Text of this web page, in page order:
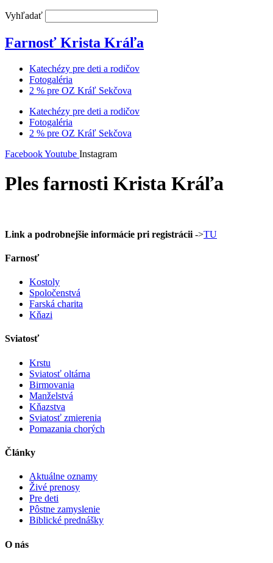
Vyhľadať
Farnosť Krista Kráľa
Katechézy pre deti a rodičov
Fotogaléria
2 % pre OZ Kráľ Sekčova
Katechézy pre deti a rodičov
Fotogaléria
2 % pre OZ Kráľ Sekčova
FacebookYoutube Instagram
Ples farnosti Krista Kráľa
Link a podrobnejšie informácie pri registrácii ->TU
Farnosť
Kostoly
Spoločenstvá
Farská charita
Kňazi
Sviatosť
Krstu
Sviatosť oltárna
Birmovania
Manželstvá
Kňazstva
Sviatosť zmierenia
Pomazania chorých
Články
Aktuálne oznamy
Živé prenosy
Pre deti
Pôstne zamyslenie
Biblické prednášky
O nás